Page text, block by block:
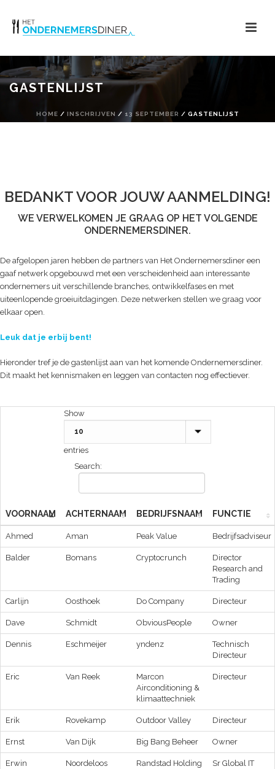
GASTENLIJST
HOME / INSCHRIJVEN / 13 SEPTEMBER / GASTENLIJST
BEDANKT VOOR JOUW AANMELDING!
WE VERWELKOMEN JE GRAAG OP HET VOLGENDE
ONDERNEMERSDINER.
De afgelopen jaren hebben de partners van Het Ondernemersdiner een
gaaf netwerk opgebouwd met een verscheidenheid aan interessante
ondernemers uit verschillende branches, ontwikkelfases en met
uiteenlopende groeiuitdagingen. Deze netwerken stellen we graag voor
elkaar open.
Leuk dat je erbij bent!
Hieronder tref je de gastenlijst aan van het komende Ondernemersdiner.
Dit maakt het kennismaken en leggen van contacten nog effectiever.
Show
entries
Search:
VOORNAAM ACHTERNAAM BEDRIJFSNAAM FUNCTIE
Ahmed Aman Peak Value Bedrijfsadviseur
Balder Bomans Cryptocrunch
Director
Research and
Trading
Carlijn Oosthoek Do Company Directeur
Dave Schmidt ObviousPeople Owner
Dennis Eschmeijer yndenz
Technisch
Directeur
Eric Van Reek
Marcon
Airconditioning &
klimaattechniek
Directeur
Erik Rovekamp Outdoor Valley Directeur
Ernst Van Dijk Big Bang Beheer Owner
Erwin Noordeloos
Randstad Holding
Sr Global IT